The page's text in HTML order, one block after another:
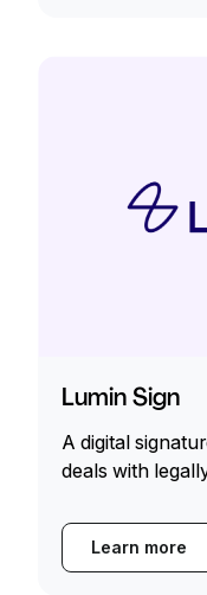
Lumin Sign
A digital
deals with
Learn more